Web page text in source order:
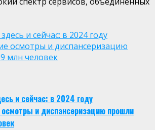
и сейчас: в 2024 году
осмотры и диспансеризацию
млн человек
и сейчас: в 2024 году
и диспансеризацию прошли